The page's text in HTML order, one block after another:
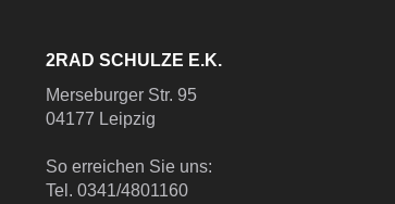
2RAD SCHULZE E.K.
Merseburger Str. 95
04177 Leipzig
So erreichen Sie uns:
Tel. 0341/4801160